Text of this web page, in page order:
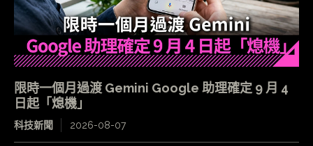
限時一個月過渡 Gemini Google 助理確定 9 月 4
日起「熄機」
科技新聞 2026-08-07